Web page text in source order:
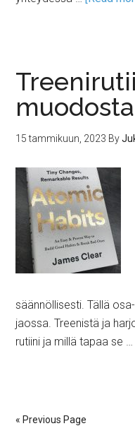
15 tammikuun, 2023 By
säännöllisesti. Tällä
jaossa. Treenistä ja
rutiini ja millä tapaa se …
« Previous Page